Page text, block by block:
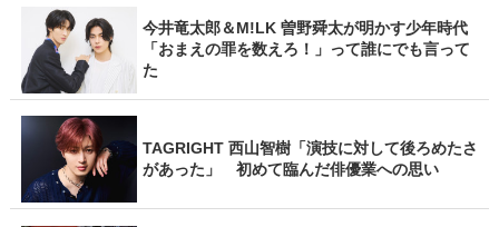
今井竜太郎＆M!LK 曽野舜太が明かす少年時代
「おまえの罪を数えろ！」って誰にでも言って
た
TAGRIGHT 西山智樹「演技に対して後ろめたさ
があった」 初めて臨んだ俳優業への思い